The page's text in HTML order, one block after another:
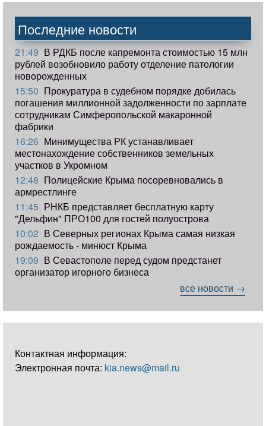
Последние новости
21:49 В РДКБ после капремонта стоимостью 15 млн
рублей возобновило работу отделение патологии
новорожденных
15:50 Прокуратура в судебном порядке добилась
погашения миллионной задолженности по зарплате
сотрудникам Симферопольской макаронной
фабрики
16:26 Минимущества РК устанавливает
местонахождение собственников земельных
участков в Укромном
12:48 Полицейские Крыма посоревновались в
армрестлинге
11:45 РНКБ представляет бесплатную карту
"Дельфин" ПРО100 для гостей полуострова
10:02 В Северных регионах Крыма самая низкая
рождаемость - минюст Крыма
19:09 В Севастополе перед судом предстанет
организатор игорного бизнеса
все новости →
Контактная информация:
Электронная почта: kia.news@mail.ru